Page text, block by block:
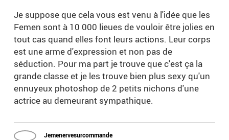
Je suppose que cela vous est venu à l'idée que les
Femen sont à 10 000 lieues de vouloir être jolies en
tout cas quand elles font leurs actions. Leur corps
est une arme d'expression et non pas de
séduction. Pour ma part je trouve que c'est ça la
grande classe et je les trouve bien plus sexy qu'un
ennuyeux photoshop de 2 petits nichons d'une
actrice au demeurant sympathique.
Jemenervesurcommande